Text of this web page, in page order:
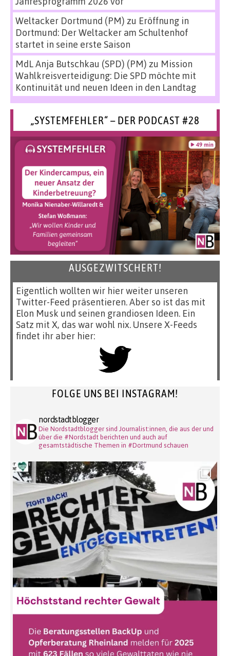
Weltacker Dortmund (PM) zu Eröffnung in
Dortmund: Der Weltacker am Schultenhof
startet in seine erste Saison
MdL Anja Butschkau (SPD) (PM) zu Mission
Wahlkreisverteidigung: Die SPD möchte mit
Kontinuität und neuen Ideen in den Landtag
„SYSTEMFEHLER“ – DER PODCAST #28
AUSGEZWITSCHERT!
Eigentlich wollten wir hier weiter unseren
Twitter-Feed präsentieren. Aber so ist das mit
Elon Musk und seinen grandiosen Ideen. Ein
Satz mit X, das war wohl nix. Unsere X-Feeds
findet ihr aber hier:
FOLGE UNS BEI INSTAGRAM!
nordstadtblogger
Die Nordstadtblogger sind Journalist:innen, die aus der und
über die #Nordstadt berichten und auch auf
gesamtstädtische Themen in #Dortmund schauen